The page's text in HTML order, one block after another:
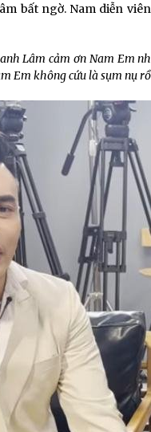
bất ngờ. Nam diễn
Lâm cảm ơn Nam Em
Em không cứu là sụm nụ